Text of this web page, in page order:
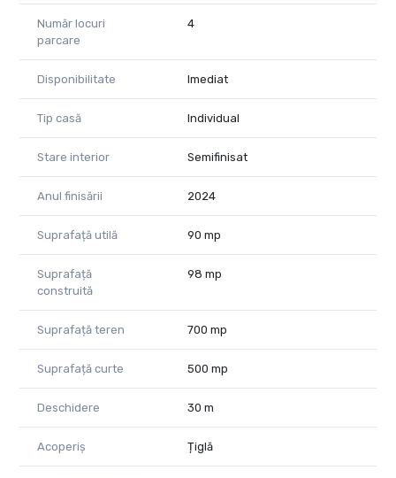
Număr locuri
parcare
4
Disponibilitate Imediat
Tip casă Individual
Stare interior Semifinisat
Anul finisării 2024
Suprafață utilă 90 mp
Suprafață
construită
98 mp
Suprafață teren 700 mp
Suprafață curte 500 mp
Deschidere 30 m
Acoperiș Țiglă